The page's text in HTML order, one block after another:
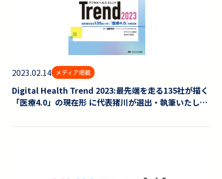
2023.02.14 メディア掲載
Digital Health Trend 2023:最先端を走る135社が描く
「医療4.0」の現在形 に代表猪川が選出・執筆いたしま